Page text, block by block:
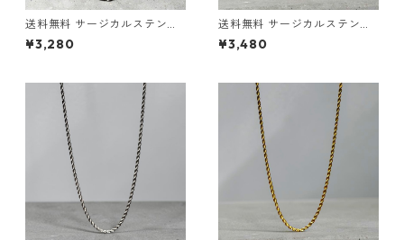
送料無料 サージカルステンレ
ス ロープチェーン 60cm 50c
m 45cm 幅5mm ステンレスチ
ンレスネックレス 金属アレル
ギー対応 アレルギーフリー シ
ルバーチェーン シルバーネッ
クレス ストリート
¥3,280
送料無料 サージカルステンレ
ス ロープチェーン 60cm 50c
m 45cm 幅5mm ステンレスチ
ンレスネックレス 金属アレル
ギー対応 アレルギーフリー ゴ
ールドチェーン ゴールドネッ
クレス ストリート
¥3,480